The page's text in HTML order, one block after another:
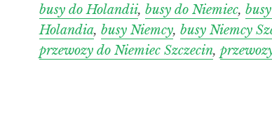
busy do Holandii, busy do Niemiec,
Holandia, busy Niemcy, busy Niemcy
przewozy do Niemiec Szczecin,